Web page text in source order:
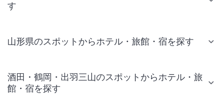
す
山形県のスポットからホテル・旅館・宿を探す
酒田・鶴岡・出羽三山のスポットからホテル・旅
館・宿を探す